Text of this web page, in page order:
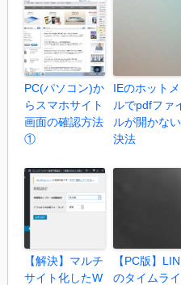
PC(パソコン)か
らスマホサイト
画面の確認方法
①
IEのホット
ルでpdfファ
ルが開かな
決法
【解決】マルチ
サイト化したW
【PC版】
のタイムラ